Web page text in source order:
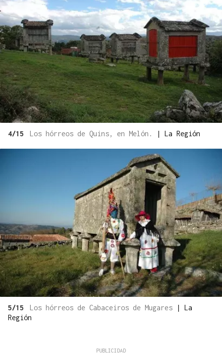
4/15 Los hórreos de Quins, en Melón. | La Región
5/15 Los hórreos de Cabaceiros de Mugares | La
Región